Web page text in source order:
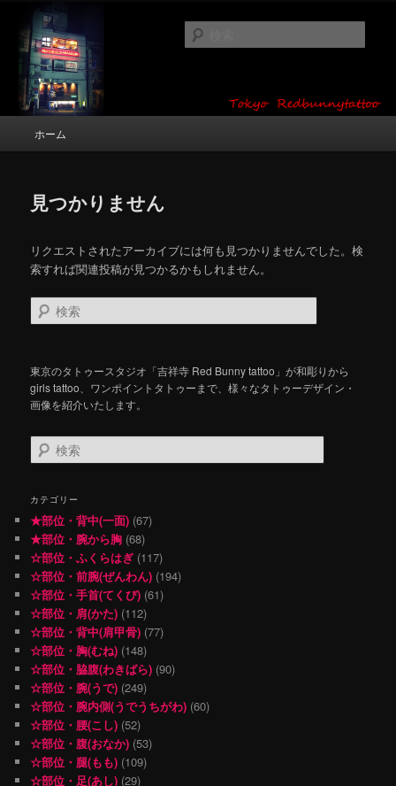
ン
ツ
東京 タトゥースタジオ 吉祥寺 Red
Bunny Tattoo タトゥーデザイン・タ
トゥー画像
タトゥーデザイン・画像の紹介（和彫り・ワンポイント・girl tattoo）
ホーム
見つかりません
リクエストされたアーカイブには何も見つかりませんでした。検
索すれば関連投稿が見つかるかもしれません。
検
索
東京のタトゥースタジオ「吉祥寺 Red Bunny tattoo」が和彫りから
girls tattoo、ワンポイントタトゥーまで、様々なタトゥーデザイン・
画像を紹介いたします。
検
索
カテゴリー
★部位・背中(一面) (67)
★部位・腕から胸 (68)
☆部位・ふくらはぎ (117)
☆部位・前腕(ぜんわん) (194)
☆部位・手首(てくび) (61)
☆部位・肩(かた) (112)
☆部位・背中(肩甲骨) (77)
☆部位・胸(むね) (148)
☆部位・脇腹(わきばら) (90)
☆部位・腕(うで) (249)
☆部位・腕内側(うでうちがわ) (60)
☆部位・腰(こし) (52)
☆部位・腹(おなか) (53)
☆部位・腿(もも) (109)
☆部位・足(あし) (29)